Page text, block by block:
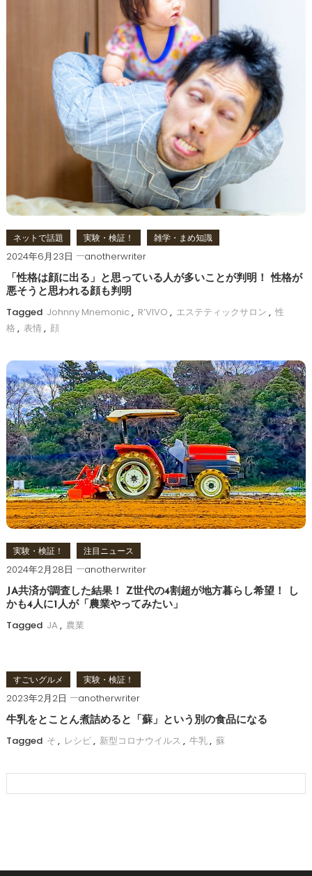
ネットで話題 実験・検証！ 雑学・まめ知識
2024年6月23日 anotherwriter
「性格は顔に出る」と思っている人が多いことが判明！ 性格が
悪そうと思われる顔も判明
Tagged Johnny Mnemonic , R’VIVO , エステティックサロン , 性
格 , 表情, 顔
実験・検証！ 注目ニュース
2024年2月28日 anotherwriter
JA共済が調査した結果！ Z世代の4割超が地方暮らし希望！ し
かも4人に1人が「農業やってみたい」
Tagged JA , 農業
すごいグルメ 実験・検証！
2023年2月2日 anotherwriter
牛乳をとことん煮詰めると「蘇」という別の食品になる
Tagged そ , レシピ, 新型コロナウイルス , 牛乳, 蘇